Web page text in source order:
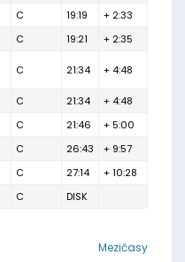
C 19:19
+ 2:33
C 19:21 + 2:35
C 21:34 + 4:48
C 21:34
+ 4:48
C 21:46
+ 5:00
C 26:43
+ 9:57
C 27:14
+ 10:28
C DISK
Mezičasy